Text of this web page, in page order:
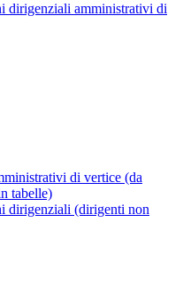
dirigenziali amministrativi di
di vertice (da
tabelle)
dirigenziali (dirigenti non